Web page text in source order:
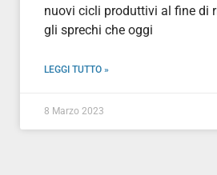
nuovi cicli produttivi al fine di
gli sprechi che oggi
LEGGI TUTTO »
8 Marzo 2023